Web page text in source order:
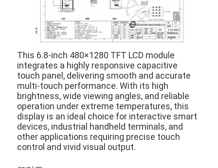
원형 LCD 디스플레이
e-잉크 전자신문 디스플레이
TFT LCD 용량 터치 스크린
TFT LCD 저항성 터치 스크린
PMOLED 디스플레이
TF TFT LCD 디스플레이
RF TFT LCD 디스플레이
This 6.8-inch 480×1280 TFT LCD module
integrates a highly responsive capacitive
touch panel, delivering smooth and accurate
multi-touch performance. With its high
brightness, wide viewing angles, and reliable
operation under extreme temperatures, this
display is an ideal choice for interactive smart
devices, industrial handheld terminals, and
other applications requiring precise touch
control and vivid visual output.